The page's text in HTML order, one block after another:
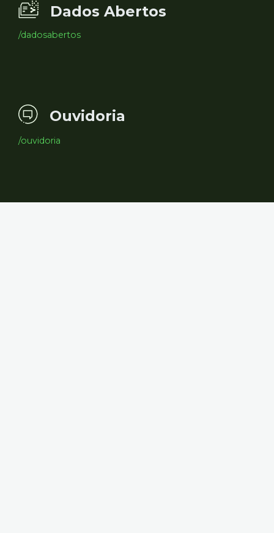
Dados Abertos
/dadosabertos
Ouvidoria
/ouvidoria